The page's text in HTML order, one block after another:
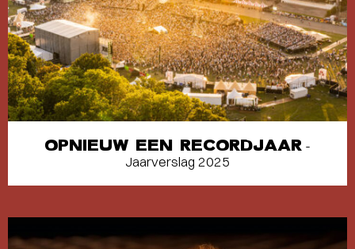
OPNIEUW EEN RECORDJAAR -
Jaarverslag 2025